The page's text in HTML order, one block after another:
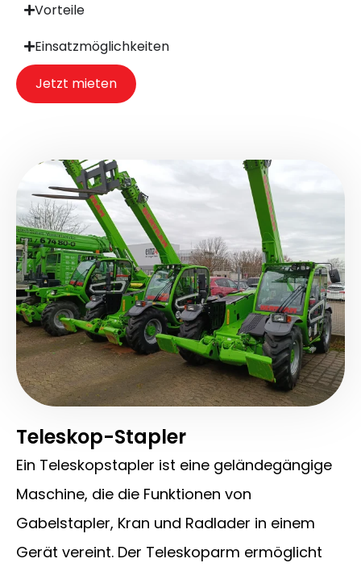
Vorteile
Einsatzmöglichkeiten
Jetzt mieten
Teleskop-Stapler
Ein Teleskopstapler ist eine geländegängige
Maschine, die die Funktionen von
Gabelstapler, Kran und Radlader in einem
Gerät vereint. Der Teleskoparm ermöglicht